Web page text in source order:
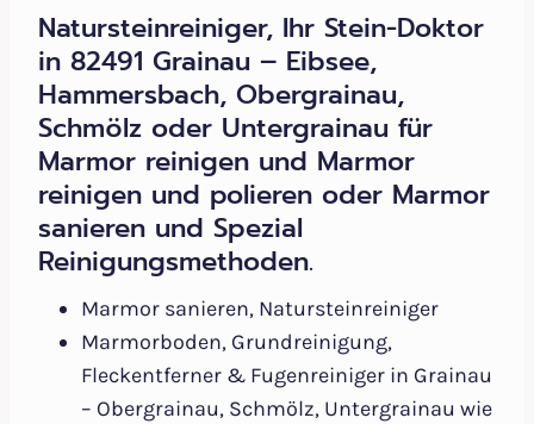
Natursteinreiniger, Ihr Stein-Doktor
in 82491 Grainau – Eibsee,
Hammersbach, Obergrainau,
Schmölz oder Untergrainau für
Marmor reinigen und Marmor
reinigen und polieren oder Marmor
sanieren und Spezial
Reinigungsmethoden.
Marmor sanieren, Natursteinreiniger
Marmorboden, Grundreinigung,
Fleckentferner & Fugenreiniger in Grainau
– Obergrainau, Schmölz, Untergrainau wie